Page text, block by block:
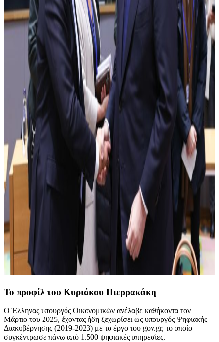
Το προφίλ του Κυριάκου Πιερρακάκη
Ο Έλληνας υπουργός Οικονομικών ανέλαβε καθήκοντα τον
Μάρτιο του 2025, έχοντας ήδη ξεχωρίσει ως υπουργός Ψηφιακής
Διακυβέρνησης (2019-2023) με το έργο του gov.gr, το οποίο
συγκέντρωσε πάνω από 1.500 ψηφιακές υπηρεσίες.